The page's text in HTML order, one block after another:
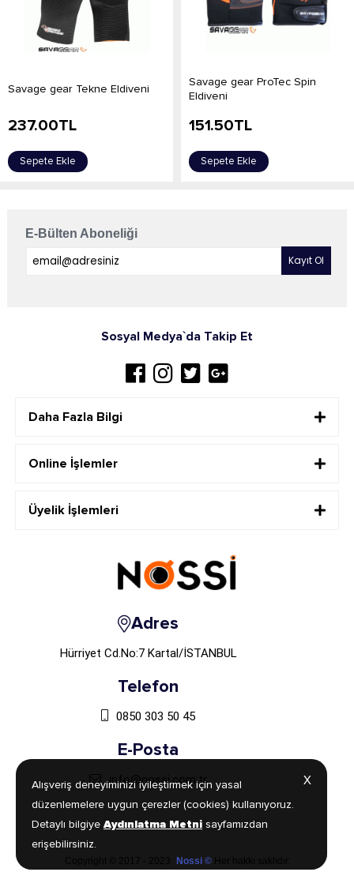
Savage gear Tekne Eldiveni
237.00TL
Sepete Ekle
Savage gear ProTec Spin
Eldiveni
151.50TL
Sepete Ekle
X
Alışveriş deneyiminizi iyileştirmek için yasal
düzenlemelere uygun çerezler (cookies) kullanıyoruz.
Detaylı bilgiye Aydınlatma Metni sayfamızdan
erişebilirsiniz.
E-Bülten Aboneliği
Sosyal Medya`da Takip Et
Daha Fazla Bilgi
Online İşlemler
Üyelik İşlemleri
Adres
Hürriyet Cd.No:7 Kartal/İSTANBUL
Telefon
0850 303 50 45
E-Posta
info@nossi.com.tr X
Alışveriş deneyiminizi iyileştirmek için yasal
düzenlemelere uygun çerezler (cookies) kullanıyoruz.
Detaylı bilgiye Aydınlatma Metni sayfamızdan
erişebilirsiniz.
Nossi ©